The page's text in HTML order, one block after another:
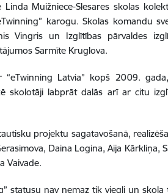
Muižniece-Slesares skolas
karogu. Skolas komandu
Vingris un Izglītības pārvaldes
Sarmīte Kruglova.
Latvia” kopš 2009.
skolotāji labprāt dalās arī ar citu
projektu sagatavošanā,
Daina Logina, Aija Kārkliņa,
Vaivade.
statusu nav nemaz tik viegli un